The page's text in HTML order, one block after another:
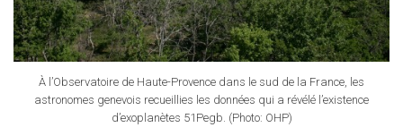
À l’Observatoire de Haute-Provence dans le sud de la France, les
astronomes genevois recueillies les données qui a révélé l’existence
d’exoplanètes 51Pegb. (Photo: OHP)